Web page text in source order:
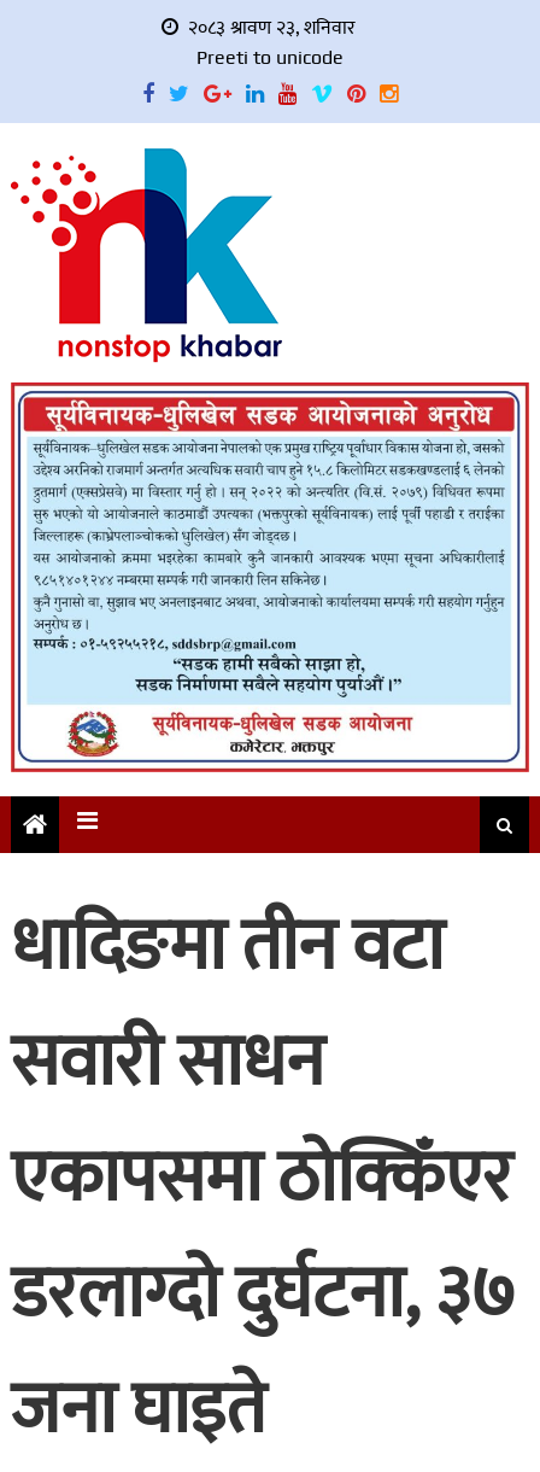
२०८३ श्रावण २३, शनिवार
Preeti to unicode
धादिङमा तीन वटा
सवारी साधन
एकापसमा ठोक्किँएर
डरलाग्दो दुर्घटना, ३७
जना घाइते